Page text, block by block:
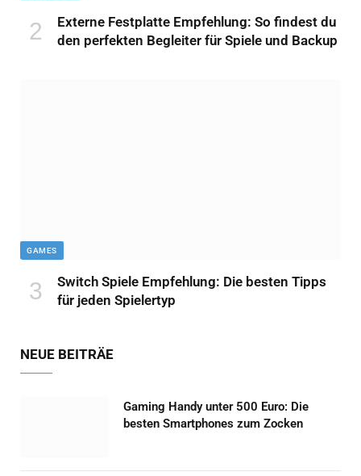
Externe Festplatte Empfehlung: So findest du
den perfekten Begleiter für Spiele und Backup
GAMES
Switch Spiele Empfehlung: Die besten Tipps
für jeden Spielertyp
NEUE BEITRÄE
Gaming Handy unter 500 Euro: Die
besten Smartphones zum Zocken